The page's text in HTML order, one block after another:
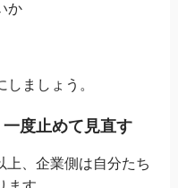
か
ましょう。
度止めて見直す
上、企業側は自分たち